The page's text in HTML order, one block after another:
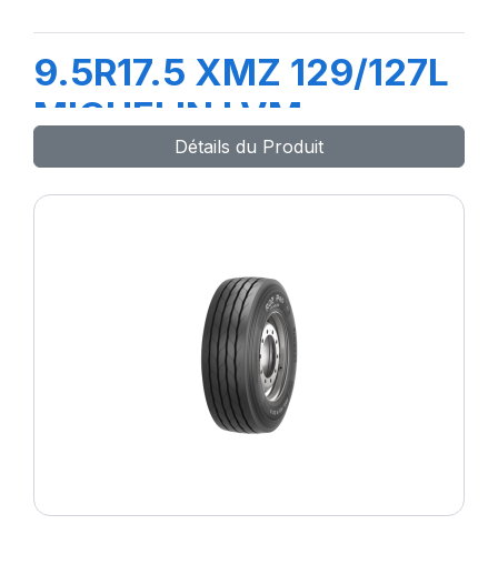
9.5R17.5 XMZ 129/127L
MICHELIN LVM
Détails du Produit